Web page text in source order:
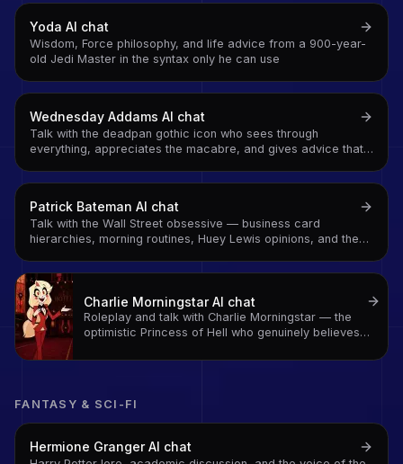
Yoda AI chat
Wisdom, Force philosophy, and life advice from a 900-year-
old Jedi Master in the syntax only he can use
Wednesday Addams AI chat
Talk with the deadpan gothic icon who sees through
everything, appreciates the macabre, and gives advice that
Patrick Bateman AI chat
Talk with the Wall Street obsessive — business card
hierarchies, morning routines, Huey Lewis opinions, and the
Charlie MorningstarAI chat
Roleplay and talk with Charlie Morningstar — the
optimistic Princess of Hell who genuinely believes
FANTASY & SCI-FI
Hermione GrangerAI chat